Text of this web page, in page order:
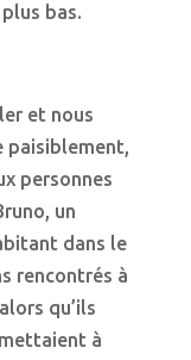
bas.
et nous
paisiblement,
personnes
un
dans le
rencontrés à
qu’ils
à